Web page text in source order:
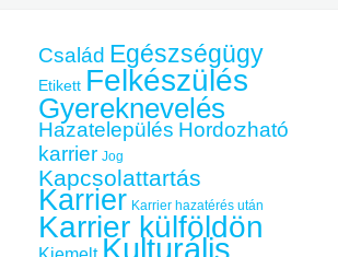
Család Egészségügy
Etikett Felkészülés
Gyereknevelés
Hazatelepülés Hordozható
karrier Jog
Kapcsolattartás
Karrier Karrier hazatérés után
Karrier külföldön
Kulturális